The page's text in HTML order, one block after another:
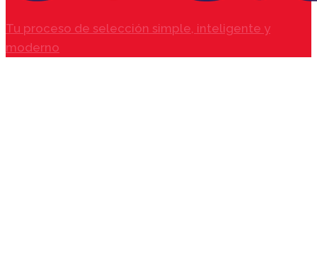
Tu proceso de selección simple, inteligente y
moderno